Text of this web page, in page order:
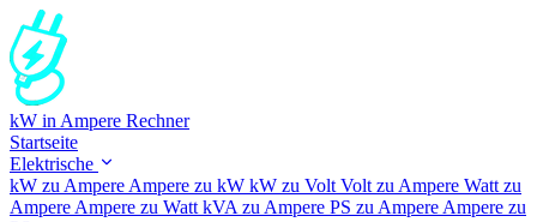
kW in Ampere Rechner
Startseite
Elektrische
kW zu Ampere Ampere zu kW kW zu Volt Volt zu Ampere Watt zu
Ampere Ampere zu Watt kVA zu Ampere PS zu Ampere Ampere zu